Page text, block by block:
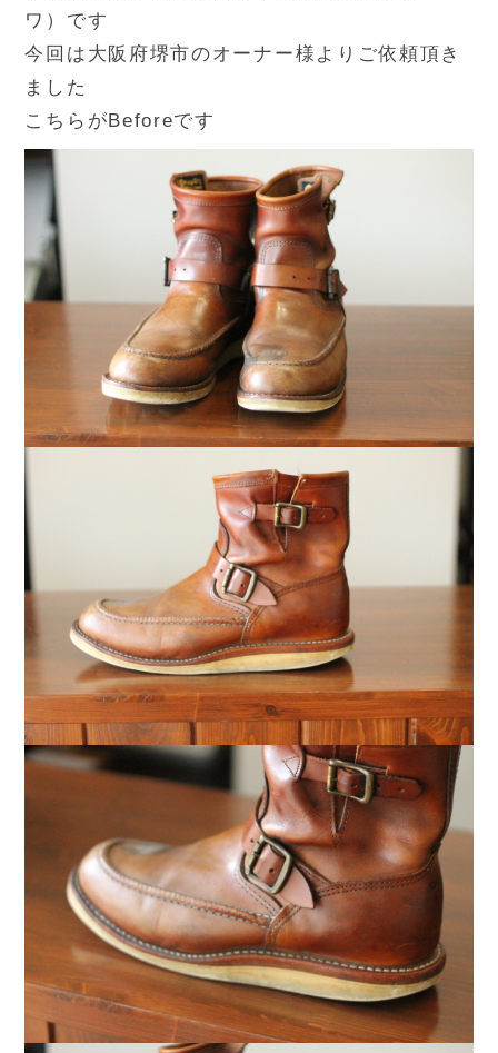
ワ）です
今回は大阪府堺市のオーナー様よりご依頼頂き
ました
こちらがBeforeです